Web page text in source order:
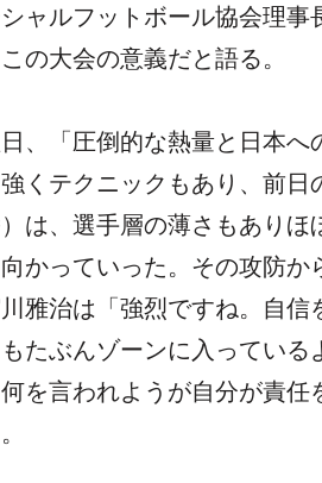
ャルフットボール協会理
の大会の意義だと語る。
、「圧倒的な熱量と日本
くテクニックもあり、前日
は、選手層の薄さもあり
かっていった。その攻防
雅治は「強烈ですね。自信
たぶんゾーンに入ってい
を言われようが自分が責任